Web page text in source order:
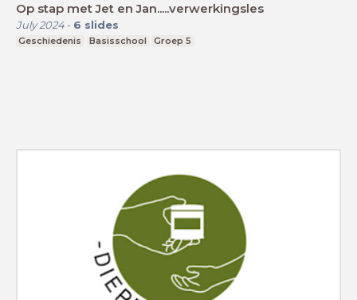
Op stap met Jet en Jan.....verwerkingsles
July 2024- 6 slides
Geschiedenis Basisschool Groep 5